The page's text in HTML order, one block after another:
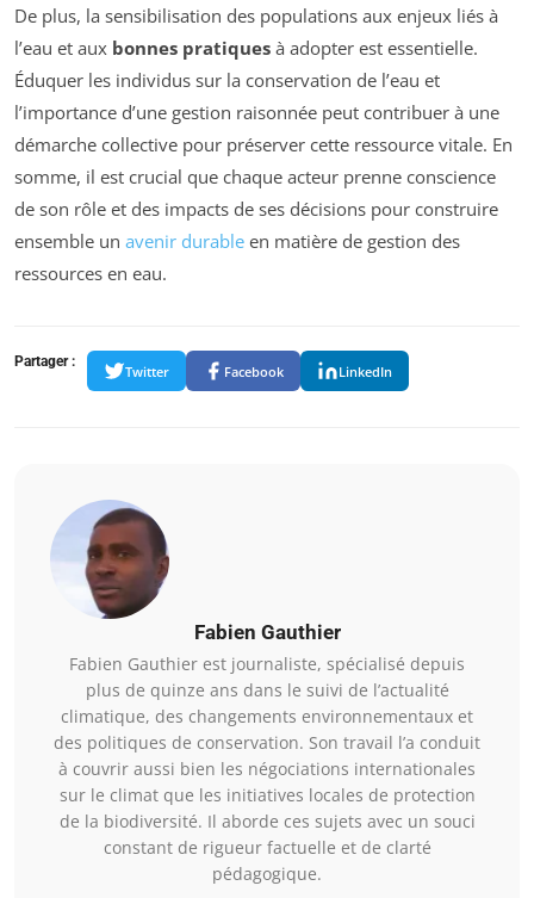
De plus, la sensibilisation des populations aux enjeux liés à
l’eau et aux bonnes pratiques à adopter est essentielle.
Éduquer les individus sur la conservation de l’eau et
l’importance d’une gestion raisonnée peut contribuer à une
démarche collective pour préserver cette ressource vitale. En
somme, il est crucial que chaque acteur prenne conscience
de son rôle et des impacts de ses décisions pour construire
ensemble un avenir durable en matière de gestion des
ressources en eau.
Partager :
Twitter Facebook LinkedIn
Fabien Gauthier
Fabien Gauthier est journaliste, spécialisé depuis
plus de quinze ans dans le suivi de l’actualité
climatique, des changements environnementaux et
des politiques de conservation. Son travail l’a conduit
à couvrir aussi bien les négociations internationales
sur le climat que les initiatives locales de protection
de la biodiversité. Il aborde ces sujets avec un souci
constant de rigueur factuelle et de clarté
pédagogique.